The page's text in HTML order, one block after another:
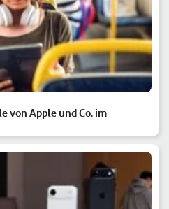
von Apple und Co. im